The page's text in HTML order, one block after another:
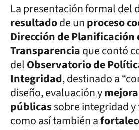
La presentación formal del
resultadode unproceso
Dirección de Planificación
Transparenciaque contó
delObservatorio de
Integridad, destinado a
diseño, evaluación y
públicassobre integridad
como así también a